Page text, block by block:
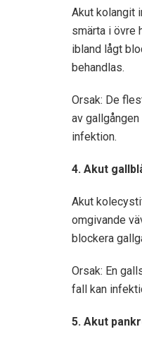
Akut kolangit
smärta i övre
ibland lågt
behandlas.
Orsak: De
av
infektion.
4. Akut
Akut
omgivande
blockera
Orsak: En
fall kan
5. Akut